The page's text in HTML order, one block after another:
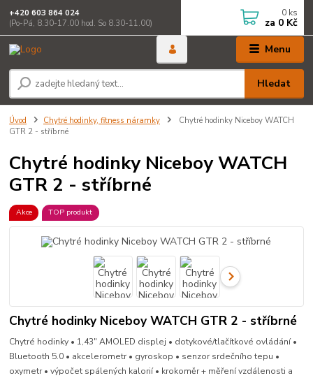
Menu
Hledat
+420 603 864 024
(Po-Pá, 8.30-17.00 hod. So 8.30-11.00)
0 ks
za 0 Kč
Úvod Chytré hodinky, fitness náramky
Chytré hodinky Niceboy WATCH
GTR 2 - stříbrné
Chytré hodinky Niceboy WATCH
GTR 2 - stříbrné
Akce TOP produkt
Chytré hodinky Niceboy WATCH GTR 2 - stříbrné
Chytré hodinky • 1,43" AMOLED displej • dotykové/tlačítkové ovládání •
Bluetooth 5.0 • akcelerometr • gyroskop • senzor srdečního tepu •
oxymetr • výpočet spálených kalorií • krokoměr + měření vzdálenosti a